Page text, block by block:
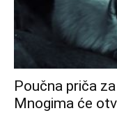
Poučna priča
Mnogima će